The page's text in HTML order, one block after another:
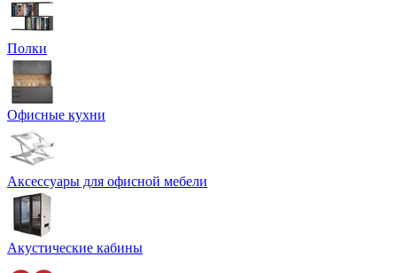
Полки
Офисные кухни
Аксессуары для офисной мебели
Акустические кабины